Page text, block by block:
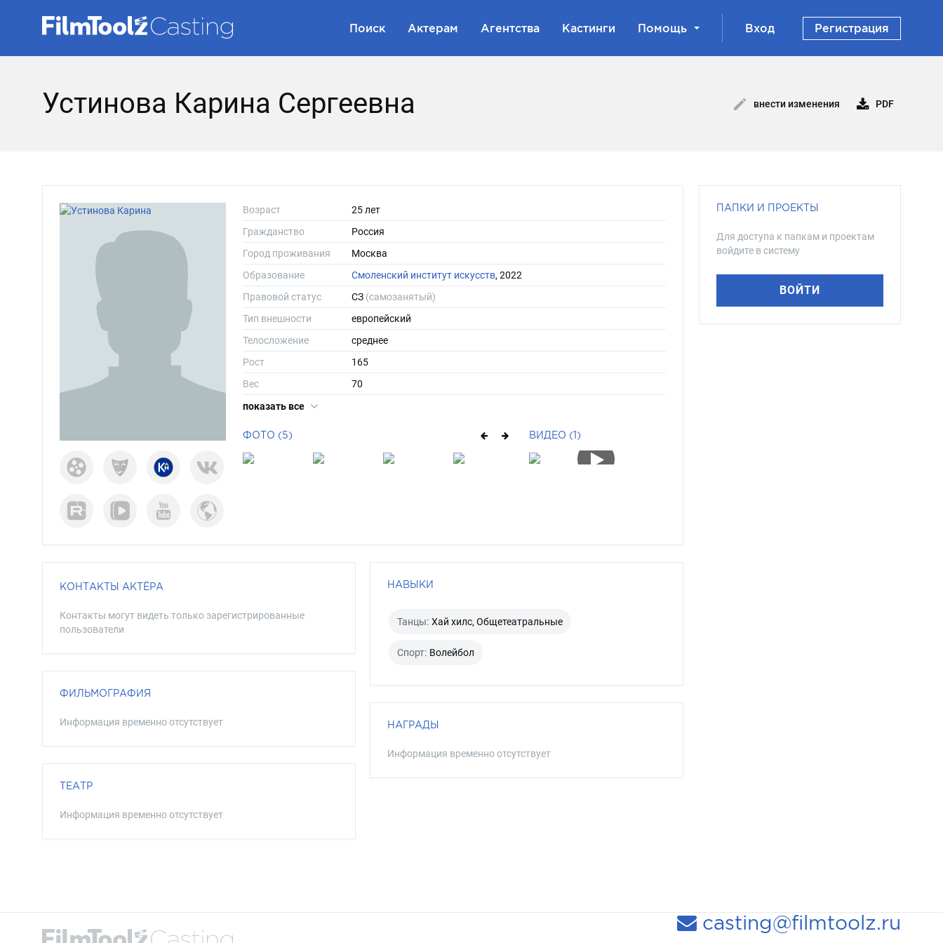
Поиск Актерам Агентства Кастинги Помощь Вход Регистрация
Устинова Карина Сергеевна внести изменения PDF
Возраст
25 лет
Гражданство
Россия
Город проживания
Москва
Образование
Cмоленский институт искусств, 2022
Правовой статус
СЗ (самозанятый)
Тип внешности
европейский
Телосложение
среднее
Рост
165
Вес
70
Размер одежды
показать все
ФОТО (5) ВИДЕО (1)
КОНТАКТЫ АКТЁРА
Контакты могут видеть только зарегистрированные
пользователи
ФИЛЬМОГРАФИЯ
Информация временно отсутствует
ТЕАТР
Информация временно отсутствует
НАВЫКИ
Танцы: Хай хилс, Общетеатральные
Спорт: Волейбол
НАГРАДЫ
Информация временно отсутствует
ПАПКИ И ПРОЕКТЫ
Для доступа к папкам и проектам
войдите в систему
ВОЙТИ
casting@filmtoolz.ru